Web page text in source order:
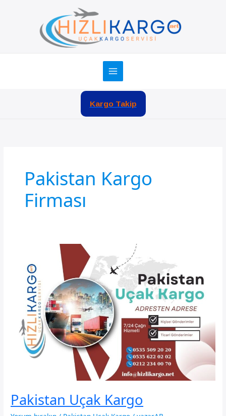
Kargo Takip
Pakistan Kargo
Firması
Pakistan Uçak Kargo